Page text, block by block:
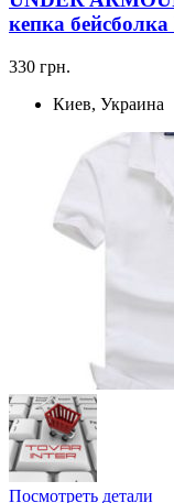
кепка
330 грн.
Киев, Украина
Посмотреть детали